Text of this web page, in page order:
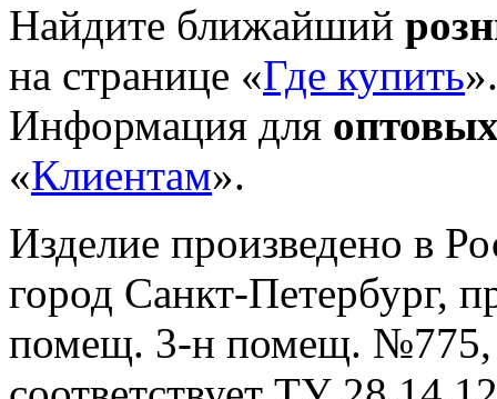
Найдите ближайший
на странице «Где купить».
Информация для
«Клиентам».
Изделие произведено в
город Санкт-Петербург,
помещ. 3-н помещ. №775,